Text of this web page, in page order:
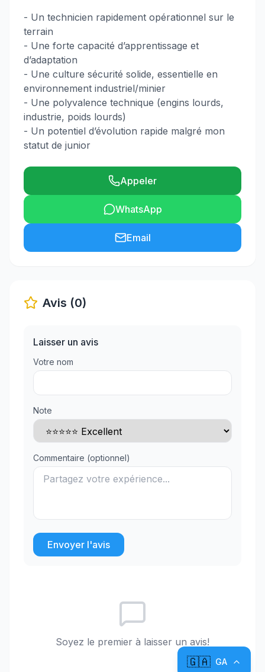
- Un technicien rapidement opérationnel sur le
terrain
- Une forte capacité d’apprentissage et
d’adaptation
- Une culture sécurité solide, essentielle en
environnement industriel/minier
- Une polyvalence technique (engins lourds,
industrie, poids lourds)
- Un potentiel d’évolution rapide malgré mon
statut de junior
Appeler
WhatsApp
Email
Avis (0)
Laisser un avis
Votre nom
Note
Commentaire (optionnel)
Envoyer l'avis
Soyez le premier à laisser un avis!
🇬🇦 GA